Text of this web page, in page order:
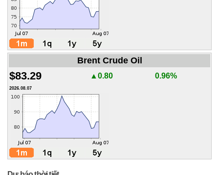
Brent Crude Oil
$83.29 ▲0.80 0.96%
2026.08.07